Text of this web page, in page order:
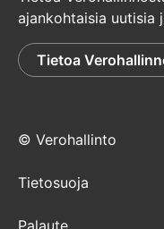
ajankohtaisia uutisia
Tietoa
© Verohallinto
Tietosuoja